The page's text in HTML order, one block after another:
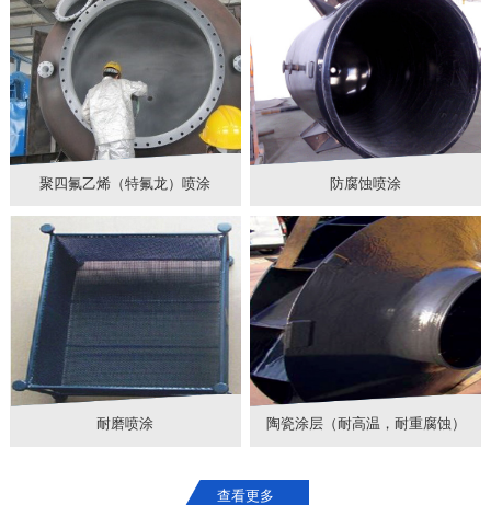
聚四氟乙烯（特氟龙）喷涂 防腐蚀喷涂
耐磨喷涂 陶瓷涂层（耐高温，耐重腐蚀）
查看更多